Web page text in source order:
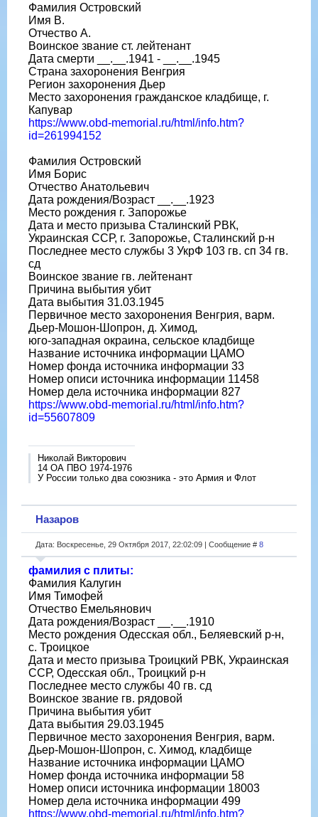
Фамилия Островский
Имя В.
Отчество А.
Воинское звание ст. лейтенант
Дата смерти __.__.1941 - __.__.1945
Страна захоронения Венгрия
Регион захоронения Дьер
Место захоронения гражданское кладбище, г.
Капувар
https://www.obd-memorial.ru/html/info.htm?
id=261994152
Фамилия Островский
Имя Борис
Отчество Анатольевич
Дата рождения/Возраст __.__.1923
Место рождения г. Запорожье
Дата и место призыва Сталинский РВК,
Украинская ССР, г. Запорожье, Сталинский р-н
Последнее место службы 3 УкрФ 103 гв. сп 34 гв.
сд
Воинское звание гв. лейтенант
Причина выбытия убит
Дата выбытия 31.03.1945
Первичное место захоронения Венгрия, варм.
Дьер-Мошон-Шопрон, д. Химод,
юго-западная окраина, сельское кладбище
Название источника информации ЦАМО
Номер фонда источника информации 33
Номер описи источника информации 11458
Номер дела источника информации 827
https://www.obd-memorial.ru/html/info.htm?
id=55607809
Николай Викторович
14 ОА ПВО 1974-1976
У России только два союзника - это Армия и Флот
Назаров
Дата: Воскресенье, 29 Октября 2017, 22:02:09 | Сообщение # 8
фамилия с плиты:
Фамилия Калугин
Имя Тимофей
Отчество Емельянович
Дата рождения/Возраст __.__.1910
Место рождения Одесская обл., Беляевский р-н,
с. Троицкое
Дата и место призыва Троицкий РВК, Украинская
ССР, Одесская обл., Троицкий р-н
Последнее место службы 40 гв. сд
Воинское звание гв. рядовой
Причина выбытия убит
Дата выбытия 29.03.1945
Первичное место захоронения Венгрия, варм.
Дьер-Мошон-Шопрон, с. Химод, кладбище
Название источника информации ЦАМО
Номер фонда источника информации 58
Номер описи источника информации 18003
Номер дела источника информации 499
https://www.obd-memorial.ru/html/info.htm?